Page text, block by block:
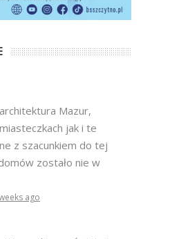
Mazur,
jak i te
z szacunkiem do tej
zostało nie w
ago